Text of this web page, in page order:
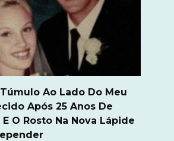
Ao Lado Do Meu
Após 25 Anos De
O Rosto Na Nova Lápide